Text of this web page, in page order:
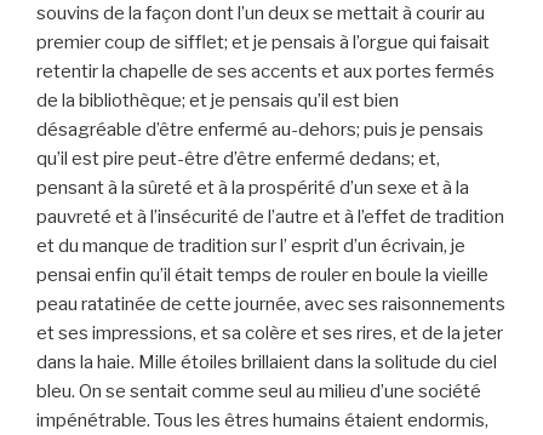
souvins de la façon dont l’un deux se mettait à courir au
premier coup de sifflet; et je pensais à l’orgue qui faisait
retentir la chapelle de ses accents et aux portes fermés
de la bibliothèque; et je pensais qu’il est bien
désagréable d’être enfermé au-dehors; puis je pensais
qu’il est pire peut-être d’être enfermé dedans; et,
pensant à la sûreté et à la prospérité d’un sexe et à la
pauvreté et à l’insécurité de l’autre et à l’effet de tradition
et du manque de tradition sur l’ esprit d’un écrivain, je
pensai enfin qu’il était temps de rouler en boule la vieille
peau ratatinée de cette journée, avec ses raisonnements
et ses impressions, et sa colère et ses rires, et de la jeter
dans la haie. Mille étoiles brillaient dans la solitude du ciel
bleu. On se sentait comme seul au milieu d’une société
impénétrable. Tous les êtres humains étaient endormis,